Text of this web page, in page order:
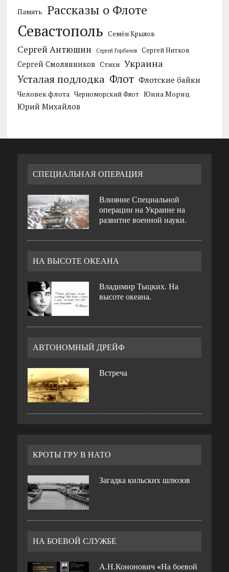
Память Рассказы о Флоте
Севастополь Семён Крылов
Сергей Антюшин Сергей Горбачев Сергей Нитков
Сергей Смолянников Стихи Украина
Усталая подлодка Флот Флотские байки
Человек флота Черноморский Флот Юнна Мориц
Юрий Михайлов
СПЕЦИАЛЬНАЯ ОПЕРАЦИЯ
Влияние Специальной
операции на Украине на
развитие военной науки.
НА ВЫСОТЕ ОКЕАНА
Владимир Тыцких. На
высоте океана.
АВТОНОМНЫЙ ДРЕЙФ
Встреча
КРОТЫ ГРУ В НАТО
Загадка кильских шлюзов
НА БОЕВОЙ СЛУЖБЕ
А.Н.Кононович «На боевой